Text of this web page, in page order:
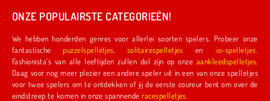
ONZE POPULAIRSTE CATEGORIEËN!
We hebben honderden genres voor allerlei soorten spelers. Probeer onze
fantastischepuzzelspelletjes solitairespelletjes en .io-spelletjes
Fashionista's van alle leeftijden zullen dol zijn op onze aankleedspelletjes
Daag voor nog meer plezier een andere speler uit in een van onze spelletjes
voor twee spelers om te ontdekken of jij de eerste coureur bent om over de
eindstreep te komen in onze spannenderacespelletjes